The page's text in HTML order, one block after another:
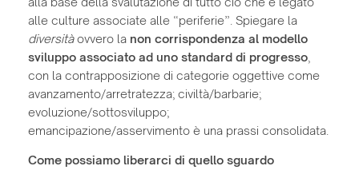
alle culture associate alle “periferie”. Spiegare la
diversitàovvero la non corrispondenza al modello
sviluppo associato ad uno standard di progresso,
con la contrapposizione di categorie oggettive come
avanzamento/arretratezza; civiltà/barbarie;
evoluzione/sottosviluppo;
emancipazione/asservimento è una prassi consolidata.
Come possiamo liberarci di quello sguardo